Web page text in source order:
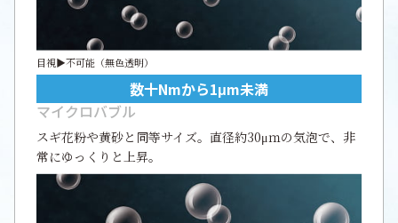
目視▶不可能（無色透明）
数十nmから1μm未満
マイクロバブル
スギ花粉や黄砂と同等サイズ。直径約30μｍの気泡で、非
常にゆっくりと上昇。